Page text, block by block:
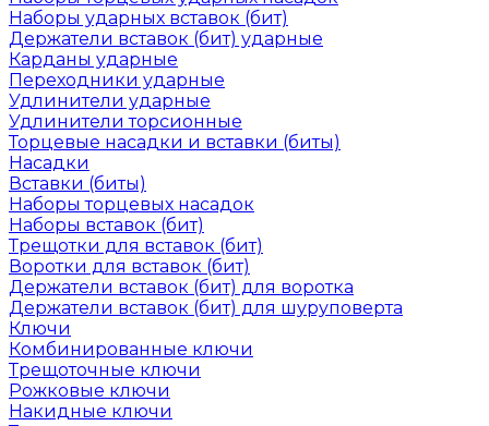
Наборы ударных вставок (бит)
Держатели вставок (бит) ударные
Карданы ударные
Переходники ударные
Удлинители ударные
Удлинители торсионные
Торцевые насадки и вставки (биты)
Насадки
Вставки (биты)
Наборы торцевых насадок
Наборы вставок (бит)
Трещотки для вставок (бит)
Воротки для вставок (бит)
Держатели вставок (бит) для воротка
Держатели вставок (бит) для шуруповерта
Ключи
Комбинированные ключи
Трещоточные ключи
Рожковые ключи
Накидные ключи